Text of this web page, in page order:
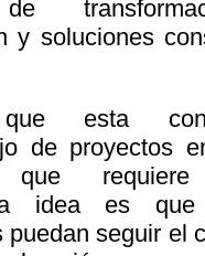
de
y soluciones
que esta
de proyectos
que
idea es que
puedan seguir el